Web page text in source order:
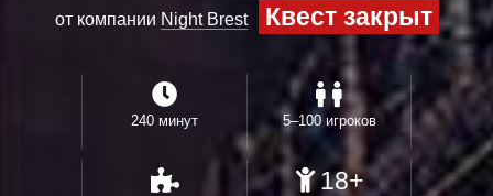
от компании Night Brest Квест закрыт
240 минут 5–100 игроков
18+